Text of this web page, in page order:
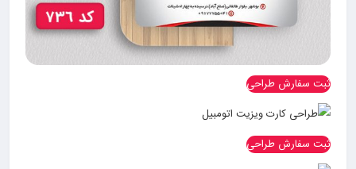
ثبت سفارش طراحی
ثبت سفارش طراحی